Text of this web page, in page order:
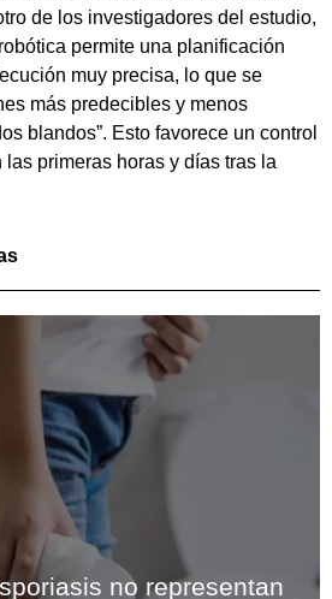
de los investigadores del estudio,
permite una planificación
muy precisa, lo que se
más predecibles y menos
blandos”. Esto favorece un control
primeras horas y días tras la
no representan